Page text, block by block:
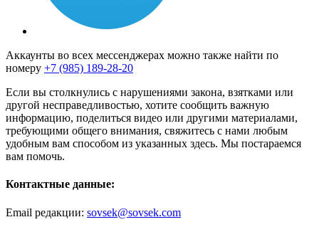
Аккаунты во всех мессенджерах можно также найти по
номеру +7 (985) 189-28-20
Если вы столкнулись с нарушениями закона, взятками или
другой несправедливостью, хотите сообщить важную
информацию, поделиться видео или другими материалами,
требующими общего внимания, свяжитесь с нами любым
удобным вам способом из указанных здесь. Мы постараемся
вам помочь.
Контактные данные:
Email редакции: sovsek@sovsek.com